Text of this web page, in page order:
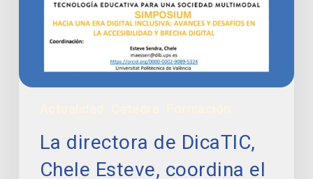
coordina
simposio
una
La directora de DicaTIC,
Chele Esteve, coordina el